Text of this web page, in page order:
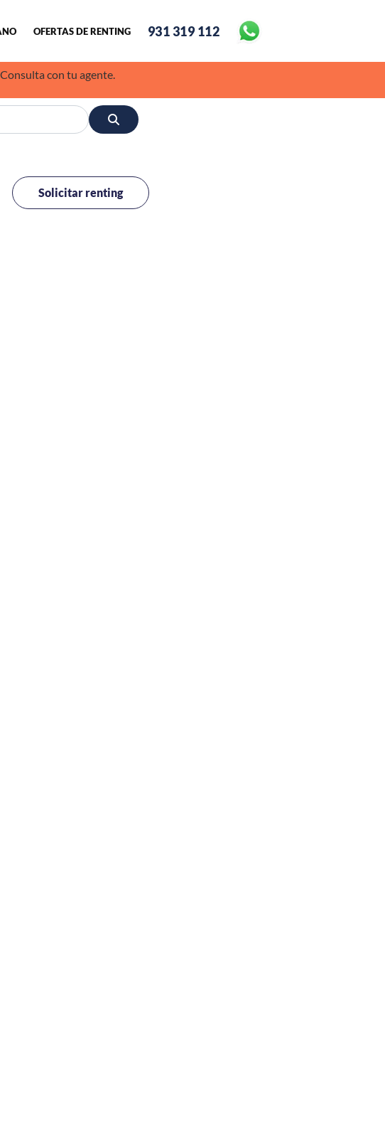
OFERTAS DE RENTING 931 319 112
con tu agente.
Solicitar renting